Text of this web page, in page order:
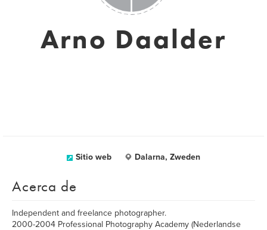
Arno Daalder
Sitio web Dalarna, Zweden
Acerca de
Independent and freelance photographer.
2000-2004 Professional Photography Academy (Nederlandse